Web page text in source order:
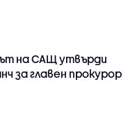
на САЩ утвърди
за главен прокурор